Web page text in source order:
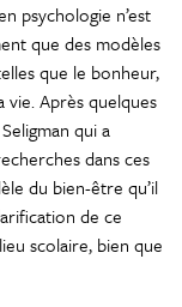
psychologie n’est
que des modèles
que le bonheur,
vie. Après quelques
qui a
dans ces
du bien-être qu’il
de ce
scolaire, bien que